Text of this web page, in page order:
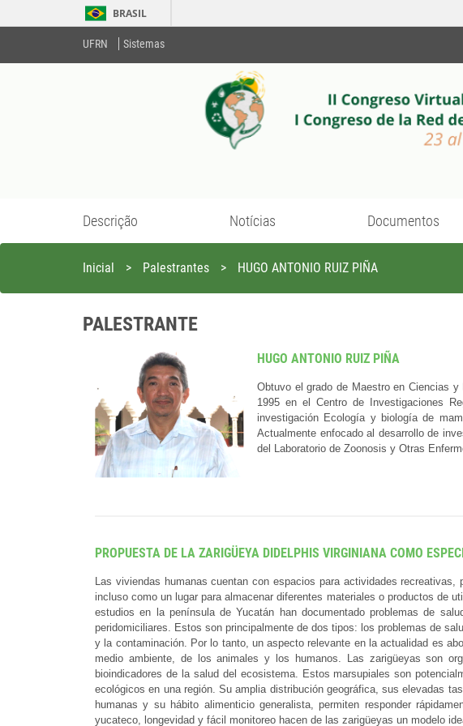
BRASIL
UFRN Sistemas
Descrição Notícias Documentos
Inicial > Palestrantes > HUGO ANTONIO RUIZ PIÑA
PALESTRANTE
HUGO ANTONIO RUIZ PIÑA
Obtuvo el grado de Maestro en Ciencias y
1995 en el Centro de Investigaciones
investigación Ecología y biología de
Actualmente enfocado al desarrollo de
del Laboratorio de Zoonosis y Otras
PROPUESTA DE LA ZARIGÜEYA DIDELPHIS VIRGINIANA COMO
Las viviendas humanas cuentan con espacios para actividades
incluso como un lugar para almacenar diferentes materiales o productos de
estudios en la península de Yucatán han documentado problemas de
peridomiciliares. Estos son principalmente de dos tipos: los problemas de
y la contaminación. Por lo tanto, un aspecto relevante en la actualidad es
medio ambiente, de los animales y los humanos. Las zarigüeyas son
bioindicadores de la salud del ecosistema. Estos marsupiales son
ecológicos en una región. Su amplia distribución geográfica, sus elevadas
humanas y su hábito alimenticio generalista, permiten responder
yucateco, longevidad y fácil monitoreo hacen de las zarigüeyas un modelo